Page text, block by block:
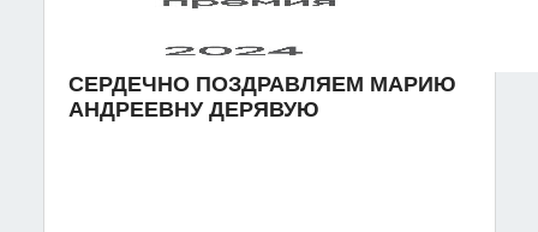
СЕРДЕЧНО ПОЗДРАВЛЯЕМ МАРИЮ
АНДРЕЕВНУ ДЕРЯВУЮ